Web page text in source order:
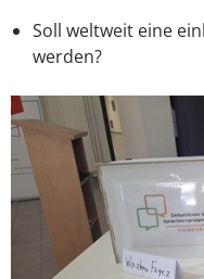
Soll weltweit eine
werden?